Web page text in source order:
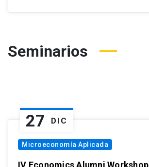
Seminarios
27 DIC
Microeconomía Aplicada
IV Economics Alumni Workshop